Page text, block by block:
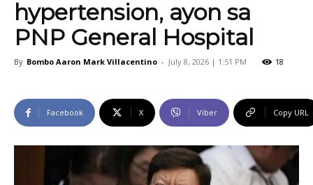
hypertension, ayon sa
PNP General Hospital
By Bombo Aaron Mark Villacentino - July 8, 2026 | 1:51 PM 18
Facebook X Viber Copy URL